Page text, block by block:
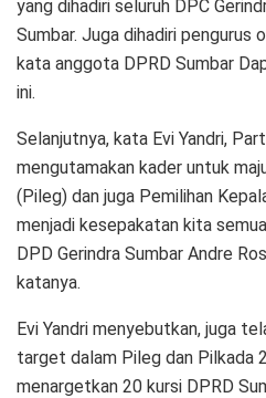
yang dihadiri seluruh DPC
Sumbar. Juga dihadiri pengurus
kata anggota DPRD Sumbar
ini.
Selanjutnya, kata Evi Yandri,
mengutamakan kader untuk
(Pileg) dan juga Pemilihan
menjadi kesepakatan kita
DPD Gerindra Sumbar Andre
katanya.
Evi Yandri menyebutkan, juga
target dalam Pileg dan Pilkada
menargetkan 20 kursi DPRD